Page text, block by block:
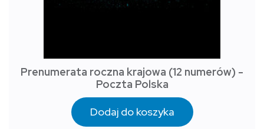
Prenumerata roczna krajowa (12 numerów) -
Poczta Polska
Dodaj do koszyka